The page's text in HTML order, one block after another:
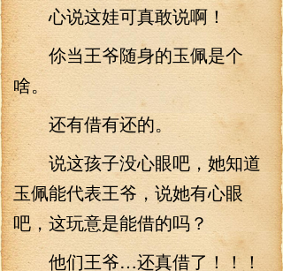
心说这娃可真敢说啊！
伱当王爷随身的玉佩是个
啥。
还有借有还的。
说这孩子没心眼吧，她知道
玉佩能代表王爷，说她有心眼
吧，这玩意是能借的吗？
他们王爷…还真借了！！！